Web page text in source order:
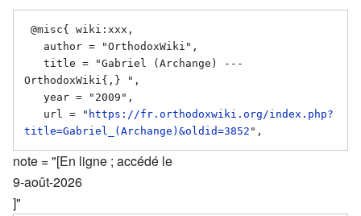
OrthodoxWiki{,} ",
   url = "
https://fr.orthodoxwiki.org/index.php?
title=Gabriel_(Archange)&oldid=3852
note = "[En ligne ; accédé le
9-août-2026
]"